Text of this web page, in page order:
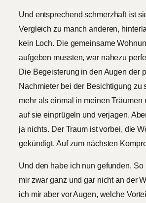
Und entsprechend schmerzhaft ist
Vergleich zu manch anderen,
kein Loch. Die gemeinsame
aufgeben mussten, war nahezu
Die Begeisterung in den Augen der
Nachmieter bei der Besichtigung zu
mehr als einmal in meinen Träumen
auf sie einprügeln und verjagen.
ja nichts. Der Traum ist vorbei, die
gekündigt. Auf zum nächsten
Und den habe ich nun gefunden. So
mir zwar ganz und gar nicht an der
ich mir aber vor Augen, welche